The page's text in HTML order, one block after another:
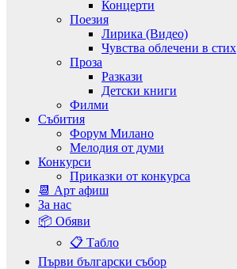
Концерти
Поезия
Лирика (Видео)
Чувства облечени в стих
Проза
Разкази
Детски книги
Филми
Събития
Форум Милано
Мелодия от думи
Конкурси
Приказки от конкурса
📆 Арт афиш
За нас
📦 Обяви
📋 Табло
Първи български събор